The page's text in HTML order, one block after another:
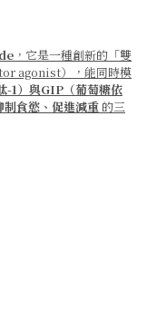
，它是一種創新的「雙
agonist），能同時模
-1）與GIP（葡萄糖依
制食慾、促進減重 的三